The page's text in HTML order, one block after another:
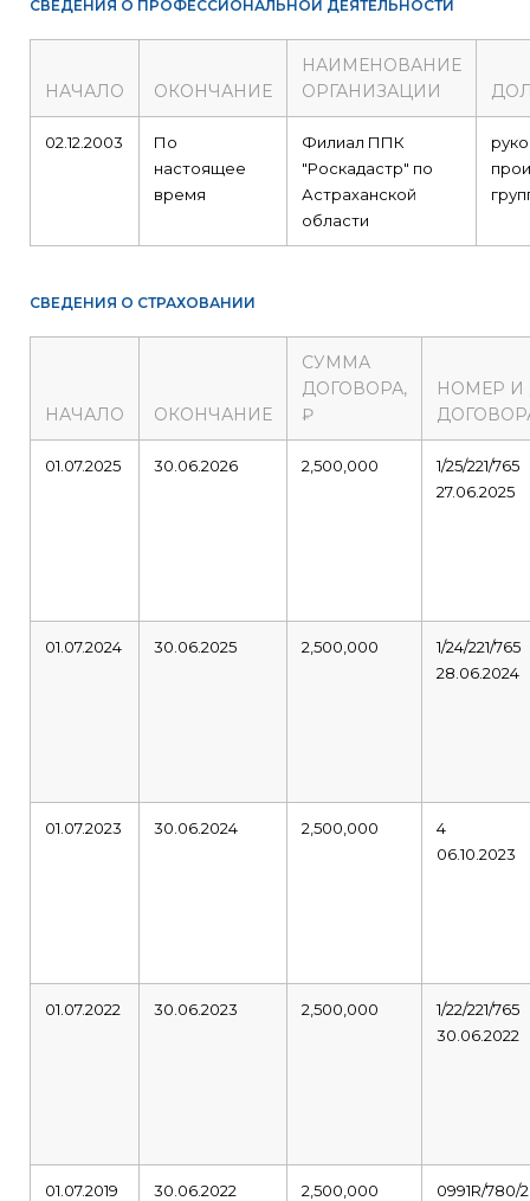
СВЕДЕНИЯ О ПРОФЕССИОНАЛЬНОЙ ДЕЯТЕЛЬНОСТИ
НАЧАЛО ОКОНЧАНИЕ
НАИМЕНОВАНИЕ
ОРГАНИЗАЦИИ
02.12.2003
По
настоящее
время
Филиал ППК
"Роскадастр" по
Астраханской
области
СВЕДЕНИЯ О СТРАХОВАНИИ
НАЧАЛО ОКОНЧАНИЕ
СУММА
ДОГОВОРА,
₽
НОМЕР И
01.07.2025 30.06.2026 2,500,000
1/25/221/765
27.06.2025
01.07.2024 30.06.2025 2,500,000
1/24/221/765
28.06.2024
01.07.2023 30.06.2024 2,500,000
4
06.10.2023
01.07.2022 30.06.2023 2,500,000
1/22/221/765
30.06.2022
01.07.2019 30.06.2022 2,500,000
0991R/780/